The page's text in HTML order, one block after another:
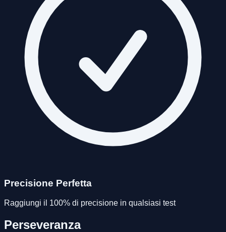
Precisione Perfetta
Raggiungi il 100% di precisione in qualsiasi test
Perseveranza